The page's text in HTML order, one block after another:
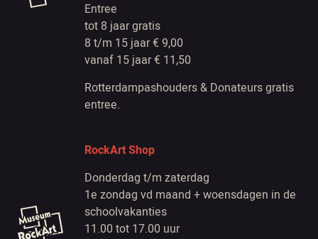
Entree
tot 8 jaar gratis
8 t/m 15 jaar € 9,00
vanaf 15 jaar € 11,50
Rotterdampashouders & Donateurs gratis
entree.
RockArt Shop
Donderdag t/m zaterdag
1e zondag vd maand + woensdagen in de
schoolvakanties
11.00 tot 17.00 uur